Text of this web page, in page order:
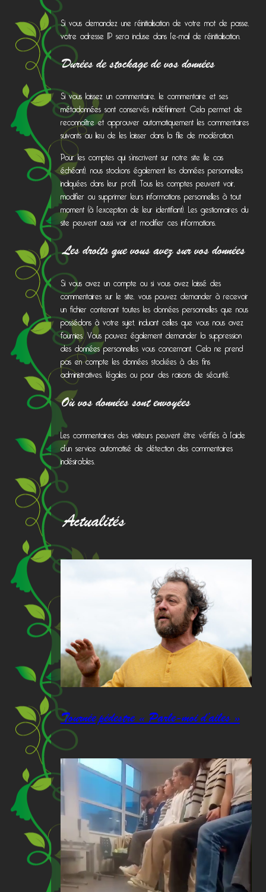
Si vous demandez une réinitialisation de votre mot de passe,
votre adresse IP sera incluse dans l’e-mail de réinitialisation.
Durées de stockage de vos données
Si vous laissez un commentaire, le commentaire et ses
métadonnées sont conservés indéfiniment. Cela permet de
reconnaître et approuver automatiquement les commentaires
suivants au lieu de les laisser dans la file de modération.
Pour les comptes qui s’inscrivent sur notre site (le cas
échéant), nous stockons également les données personnelles
indiquées dans leur profil. Tous les comptes peuvent voir,
modifier ou supprimer leurs informations personnelles à tout
moment (à l’exception de leur identifiant). Les gestionnaires du
site peuvent aussi voir et modifier ces informations.
Les droits que vous avez sur vos données
Si vous avez un compte ou si vous avez laissé des
commentaires sur le site, vous pouvez demander à recevoir
un fichier contenant toutes les données personnelles que nous
possédons à votre sujet, incluant celles que vous nous avez
fournies. Vous pouvez également demander la suppression
des données personnelles vous concernant. Cela ne prend
pas en compte les données stockées à des fins
administratives, légales ou pour des raisons de sécurité.
Où vos données sont envoyées
Les commentaires des visiteurs peuvent être vérifiés à l’aide
d’un service automatisé de détection des commentaires
indésirables.
Actualités
Tournée pédestre « Parle-moi d’ailes »